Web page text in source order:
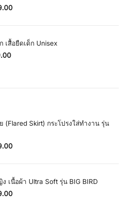
เสื้อยืดเด็ก Unisex
(Flared Skirt) กระโปรงใส่ทำงาน รุ่น
เนื้อผ้า Ultra Soft รุ่น BIG BIRD